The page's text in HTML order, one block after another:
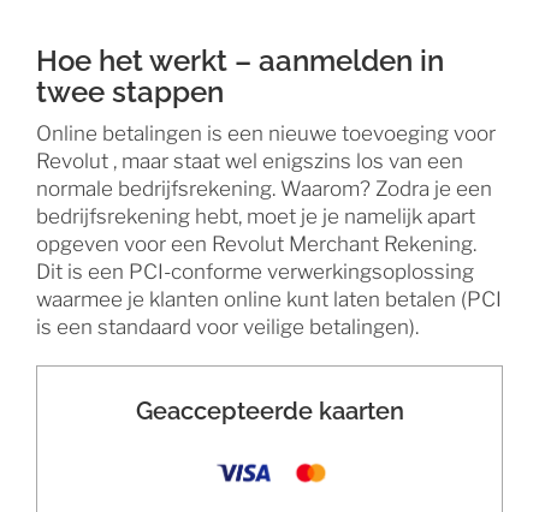
Hoe het werkt – aanmelden in
twee stappen
Online betalingen is een nieuwe toevoeging voor
Revolut , maar staat wel enigszins los van een
normale bedrijfsrekening. Waarom? Zodra je een
bedrijfsrekening hebt, moet je je namelijk apart
opgeven voor een Revolut Merchant Rekening.
Dit is een PCI-conforme verwerkingsoplossing
waarmee je klanten online kunt laten betalen (PCI
is een standaard voor veilige betalingen).
Geaccepteerde kaarten